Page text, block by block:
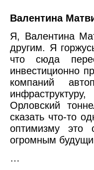
Валентина
Я, Валентина
другим. Я
что сюда
инвестиционно
компаний
Орловский
сказать что-то
оптимизму это
огромным
…